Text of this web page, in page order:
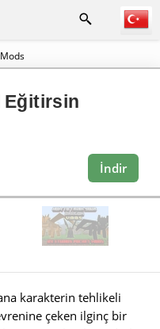
Mods
Eğitirsin
İndir
karakterin tehlikeli
çeken ilginç bir